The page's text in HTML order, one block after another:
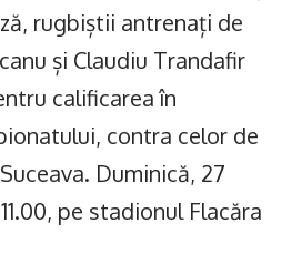
rugbiștii antrenați de
și Claudiu Trandafir
calificarea în
contra celor de
Duminică, 27
pe stadionul Flacăra